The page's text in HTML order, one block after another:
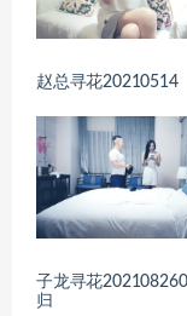
赵总寻花20210514
子龙寻花
归